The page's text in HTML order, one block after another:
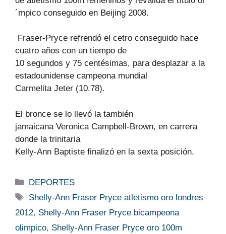
´mpico conseguido en Beijing 2008.
Fraser-Pryce refrendó el cetro conseguido hace
cuatro años con un tiempo de
10 segundos y 75 centésimas, para desplazar a la
estadounidense campeona mundial
Carmelita Jeter (10.78).
El bronce se lo llevó la también
jamaicana Veronica Campbell-Brown, en carrera
donde la trinitaria
Kelly-Ann Baptiste finalizó en la sexta posición.
Categorías
DEPORTES
Etiquetas
Shelly-Ann Fraser Pryce atletismo oro londres
2012, Shelly-Ann Fraser Pryce bicampeona
olimpico, Shelly-Ann Fraser Pryce oro 100m